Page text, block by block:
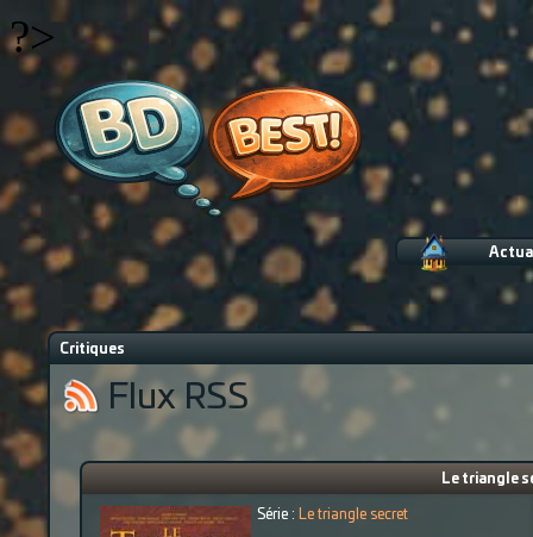
?>
Critiques
Flux RSS
Le triangle
Série : Le triangle secret